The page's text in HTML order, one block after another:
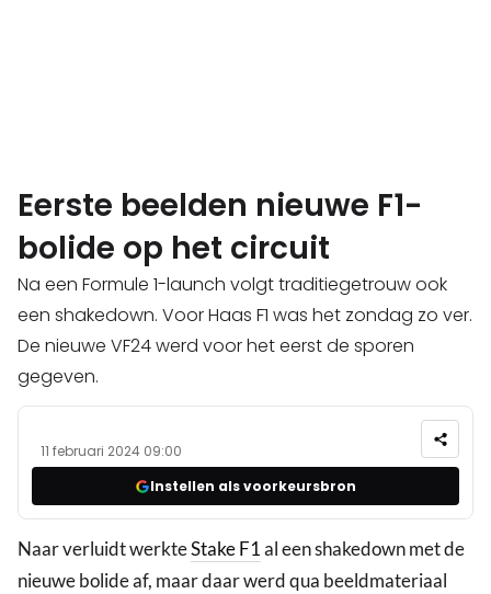
Eerste beelden nieuwe F1-
bolide op het circuit
Na een Formule 1-launch volgt traditiegetrouw ook
een shakedown. Voor Haas F1 was het zondag zo ver.
De nieuwe VF24 werd voor het eerst de sporen
gegeven.
11 februari 2024 09:00
Instellen als voorkeursbron
Naar verluidt werkteStake F1al een shakedown met de
nieuwe bolide af, maar daar werd qua beeldmateriaal